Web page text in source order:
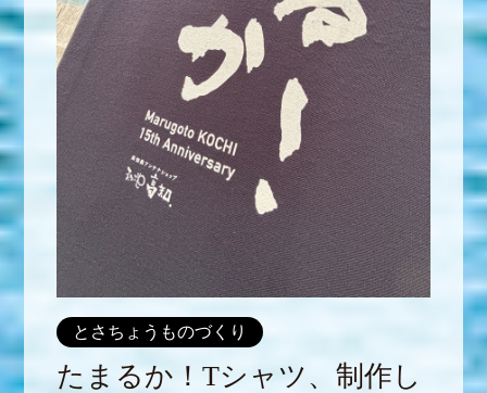
とさちょうものづくり
たまるか！Tシャツ、制作し